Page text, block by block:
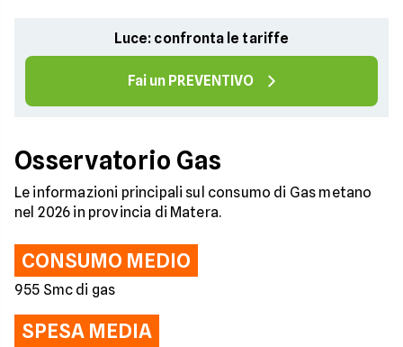
Luce: confronta le tariffe
Fai un PREVENTIVO
Osservatorio Gas
Le informazioni principali sul consumo di Gas metano
nel 2026 in provincia di Matera.
CONSUMO MEDIO
955 Smc di gas
SPESA MEDIA